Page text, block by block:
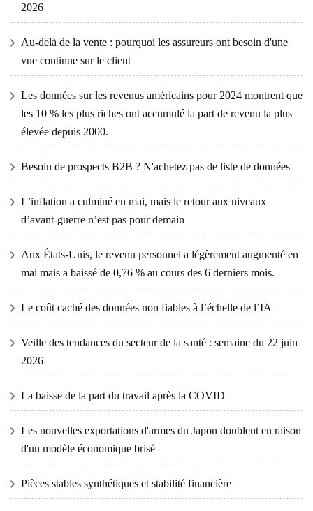
2026
Au-delà de la vente : pourquoi les assureurs ont besoin d'une
vue continue sur le client
Les données sur les revenus américains pour 2024 montrent que
les 10 % les plus riches ont accumulé la part de revenu la plus
élevée depuis 2000.
Besoin de prospects B2B ? N'achetez pas de liste de données
L’inflation a culminé en mai, mais le retour aux niveaux
d’avant-guerre n’est pas pour demain
Aux États-Unis, le revenu personnel a légèrement augmenté en
mai mais a baissé de 0,76 % au cours des 6 derniers mois.
Le coût caché des données non fiables à l’échelle de l’IA
Veille des tendances du secteur de la santé : semaine du 22 juin
2026
La baisse de la part du travail après la COVID
Les nouvelles exportations d'armes du Japon doublent en raison
d'un modèle économique brisé
Pièces stables synthétiques et stabilité financière